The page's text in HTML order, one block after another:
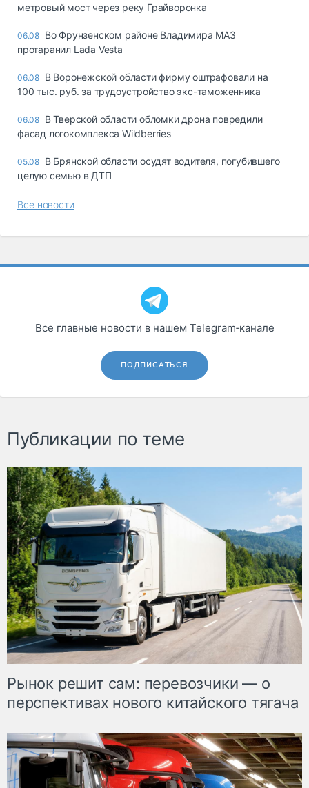
метровый мост через реку Грайворонка
06.08 Во Фрунзенском районе Владимира МАЗ
протаранил Lada Vesta
06.08 В Воронежской области фирму оштрафовали на
100 тыс. руб. за трудоустройство экс-таможенника
06.08 В Тверской области обломки дрона повредили
фасад логокомплекса Wildberries
05.08 В Брянской области осудят водителя, погубившего
целую семью в ДТП
Все новости
Все главные новости в нашем Telegram‑канале
ПОДПИСАТЬСЯ
Публикации по теме
Рынок решит сам: перевозчики — о
перспективах нового китайского тягача